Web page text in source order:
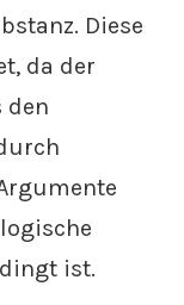
Diese
da der
den
ist.